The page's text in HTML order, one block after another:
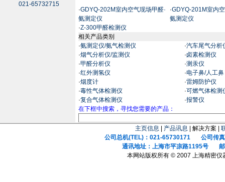
021-65732715
·GDYQ-202M室内空气现场甲醛·
氨测定仪
·GDYQ-201M室内
氨测定仪
·Z-300甲醛检测仪
相关产品类别
·氨测定仪/氨气检测仪 ·汽车尾气分析
·烟气分析仪/监测仪 ·卤素检测仪
·甲醛分析仪 ·测汞仪
·红外测氢仪 ·电子鼻/人工鼻
·烟度计 ·雷姆防护仪
·毒性气体检测仪 ·可燃气体检测
·复合气体检测仪 ·报警仪
在下框中搜索，寻找您需要的产品：
主页信息 产品讯息 | 解决方案 |
公司总机(TEL)：021-65730171 公司传真
通讯地址：上海市平凉路1195号 邮
本网站版权所有 © 2007 上海精密仪